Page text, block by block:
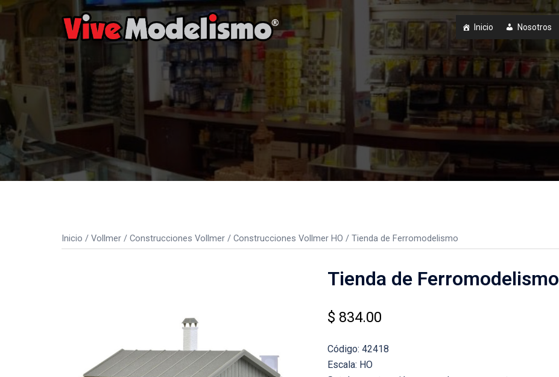
Saltar
contenido
Inicio Nosotros
Inicio / Vollmer / Construcciones Vollmer / Construcciones Vollmer HO / Tienda de Ferromodelismo
Tienda de Ferromodelismo
$ 834.00
Código: 42418
Escala: HO